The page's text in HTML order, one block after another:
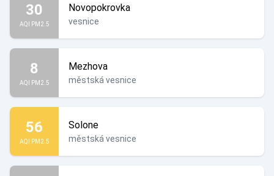
30
AQI PM2.5
Novopokrovka
vesnice
8
AQI PM2.5
Mezhova
městská vesnice
56
AQI PM2.5
Solone
městská vesnice